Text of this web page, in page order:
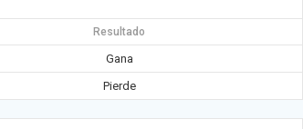
Resultado
Gana
Pierde